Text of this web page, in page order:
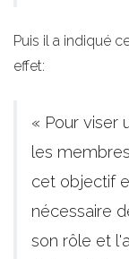
Puis il a indiqué
effet:
« Pour viser
les
cet objectif
nécessaire
son rôle et